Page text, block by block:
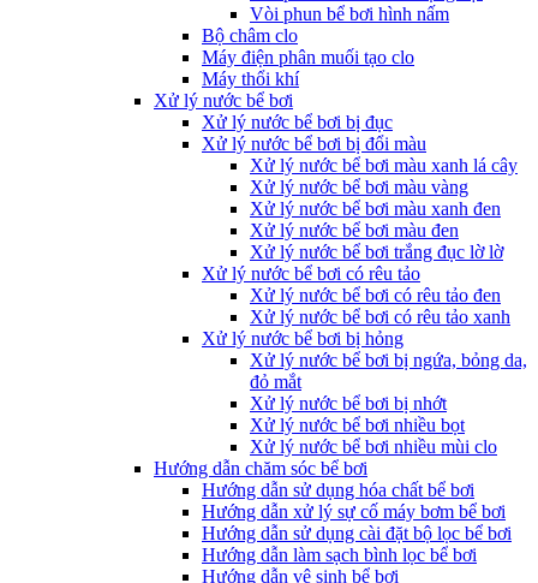
Vòi phun bể bơi hình nấm
Bộ châm clo
Máy điện phân muối tạo clo
Máy thổi khí
Xử lý nước bể bơi
Xử lý nước bể bơi bị đục
Xử lý nước bể bơi bị đổi màu
Xử lý nước bể bơi màu xanh lá cây
Xử lý nước bể bơi màu vàng
Xử lý nước bể bơi màu xanh đen
Xử lý nước bể bơi màu đen
Xử lý nước bể bơi trắng đục lờ lờ
Xử lý nước bể bơi có rêu tảo
Xử lý nước bể bơi có rêu tảo đen
Xử lý nước bể bơi có rêu tảo xanh
Xử lý nước bể bơi bị hỏng
Xử lý nước bể bơi bị ngứa, bỏng da,
đỏ mắt
Xử lý nước bể bơi bị nhớt
Xử lý nước bể bơi nhiều bọt
Xử lý nước bể bơi nhiều mùi clo
Hướng dẫn chăm sóc bể bơi
Hướng dẫn sử dụng hóa chất bể bơi
Hướng dẫn xử lý sự cố máy bơm bể bơi
Hướng dẫn sử dụng cài đặt bộ lọc bể bơi
Hướng dẫn làm sạch bình lọc bể bơi
Hướng dẫn vệ sinh bể bơi